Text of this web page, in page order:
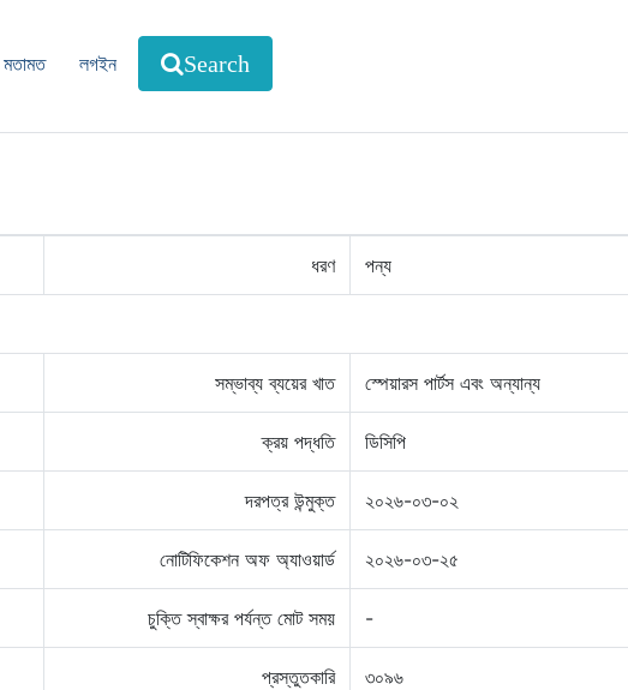
মতামত লগইন Search
ধরণ পন্য
সম্ভাব্য ব্যয়ের খাত স্পেয়ারস পার্টস এবং অন্যান্য
ক্রয় পদ্ধতি ডিসিপি
দরপত্র উন্মুক্ত ২০২৬-০৩-০২
নোটিফিকেশন অফ অ্যাওয়ার্ড ২০২৬-০৩-২৫
চুক্তি স্বাক্ষর পর্যন্ত মোট সময় -
প্রস্তুতকারি ৩০৯৬